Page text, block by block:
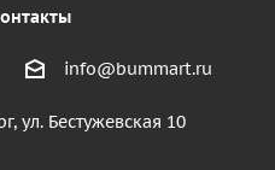
info@bummart.ru
ул. Бестужевская 10